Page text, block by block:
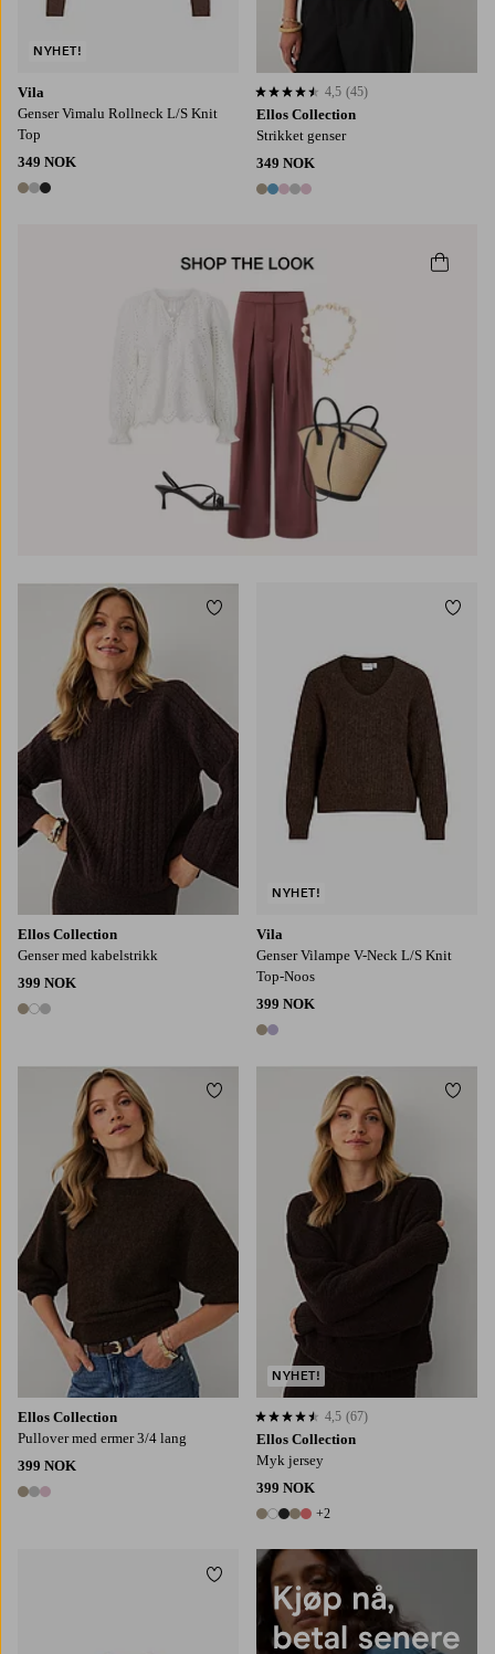
Vila
Genser Vimalu Rollneck L/S Knit
Top
349 NOK
3 farger
NYHET!
Ellos Collection
Strikket genser
349 NOK
5 farger
4,5 basert på 45 karaktergivninger
4,5 (45)
Ellos Collection
Genser med kabelstrikk
399 NOK
3 farger
Legg til favoritter
XL
Vila
Genser Vilampe V-Neck L/S Knit
Top-Noos
399 NOK
2 farger
NYHET!
Ellos Collection
Pullover med ermer 3/4 lang
399 NOK
3 farger
Legg til favoritter
XL
Ellos Collection
Myk jersey
399 NOK
7 farger
+2
4,5 basert på 67 karaktergivninger
4,5 (67)
NYHET!
Legg til favoritter